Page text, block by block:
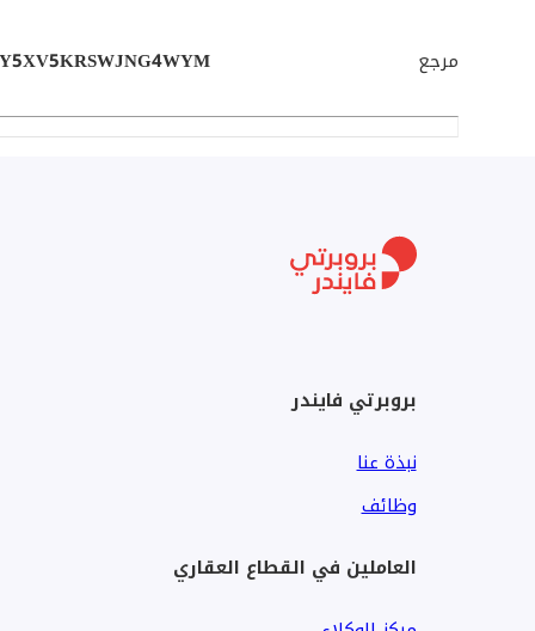
مقدم 5.500.000 جنيه
باقي السعر بالتقسيط
مدخل مباشر من زايد 1
مرجع
بروبرتي فايندر
نبذة عنا
وظائف
العاملين في القطاع العقاري